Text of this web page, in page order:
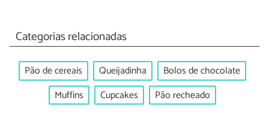
Categorias relacionadas
Pão de cereais Queijadinha
Bolos de chocolate
Muffins
Cupcakes Pão recheado